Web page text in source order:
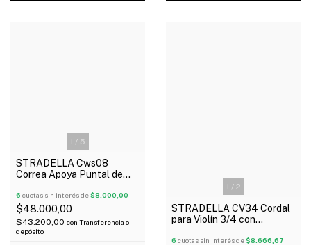
1 / 5
STRADELLA Cws08
Correa Apoya Puntal de
Regulable
6 cuotas sin interés de$8.000,00
$48.000,00
$43.200,00 con Transferencia o
depósito
1 / 2
STRADELLA CV34 Cordal
para Violín 3/4 con
6 cuotas sin interés de$8.666,67